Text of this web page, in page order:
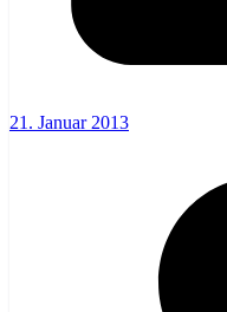
21. Januar 2013